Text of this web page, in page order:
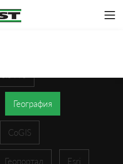
География
CoGIS
Геопортал Esri